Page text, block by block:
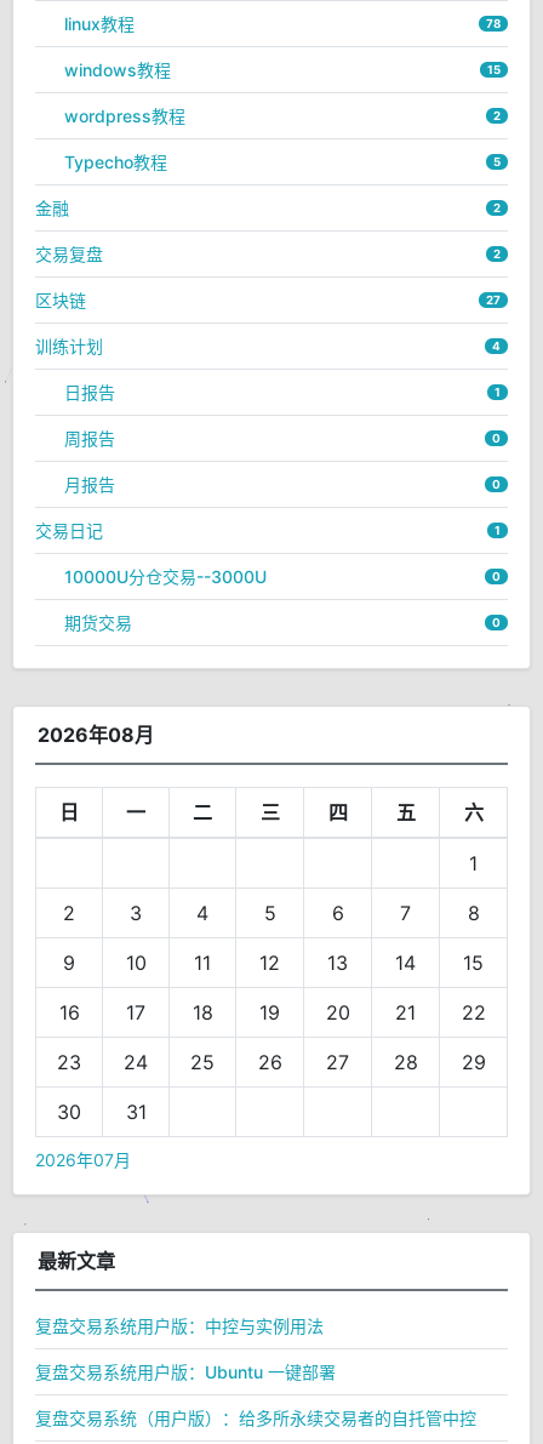
linux教程 78
windows教程 15
wordpress教程 2
Typecho教程 5
金融 2
交易复盘 2
区块链 27
训练计划 4
日报告 1
周报告 0
月报告 0
交易日记 1
10000U分仓交易--3000U 0
期货交易 0
2026年08月
日 一 二 三 四 五 六
1
2 3 4 5 6 7 8
9 10 11 12 13 14 15
16 17 18 19 20 21 22
23 24 25 26 27 28 29
30 31
2026年07月
最新文章
复盘交易系统用户版：中控与实例用法
复盘交易系统用户版：Ubuntu 一键部署
复盘交易系统（用户版）：给多所永续交易者的自托管中控